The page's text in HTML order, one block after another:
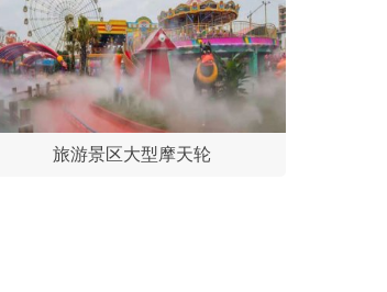
旅游景区大型摩天轮